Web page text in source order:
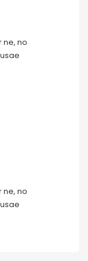
ne, no
ne, no